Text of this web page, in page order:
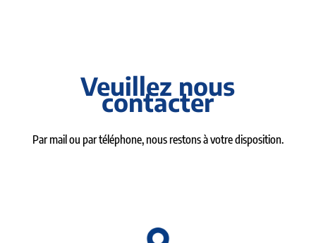
Veuillez nous
contacter
Par mail ou par téléphone, nous restons à votre disposition.